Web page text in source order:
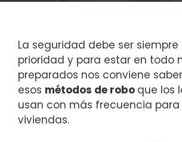
La seguridad debe ser
prioridad y para estar en todo
preparados nos conviene
esos métodos de robo que los
usan con más frecuencia
viviendas.